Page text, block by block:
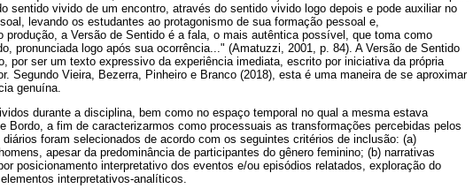
sentido vivido de um encontro, através do sentido vivido logo depois e pode auxiliar no
levando os estudantes ao protagonismo de sua formação pessoal e,
produção, a Versão de Sentido é a fala, o mais autêntica possível, que toma como
pronunciada logo após sua ocorrência..." (Amatuzzi, 2001, p. 84). A Versão de Sentido
por ser um texto expressivo da experiência imediata, escrito por iniciativa da própria
Segundo Vieira, Bezerra, Pinheiro e Branco (2018), esta é uma maneira de se aproximar
genuína.
durante a disciplina, bem como no espaço temporal no qual a mesma estava
Bordo, a fim de caracterizarmos como processuais as transformações percebidas pelos
foram selecionados de acordo com os seguintes critérios de inclusão: (a)
apesar da predominância de participantes do gênero feminino; (b) narrativas
posicionamento interpretativo dos eventos e/ou episódios relatados, exploração do
interpretativos-analíticos.